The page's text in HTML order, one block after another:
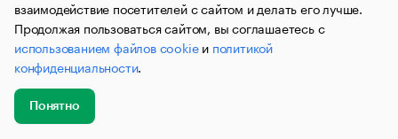
и материалы информационного агентства «РБК»
(зарегистрировано Федеральной службой по надзору в сфере
связи, информационных технологий и массовых
коммуникаций (Роскомнадзор) 09.12.2015 за номером ИА
№ФС77-63848) сопровождаются пометкой «РБК». Отдельные
публикации могут содержать информацию,
не предназначенную для пользователей
до 18 лет.
взаимодействие посетителей с сайтом и делать его лучше.
Продолжая пользоваться сайтом, вы соглашаетесь с
использованием файлов cookieи политикой
конфиденциальности.
Понятно